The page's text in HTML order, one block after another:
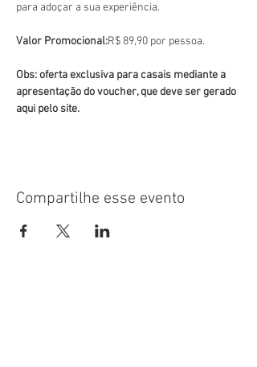
para adoçar a sua experiência.
Valor Promocional:R$ 89,90 por pessoa.
Obs: oferta exclusiva para casais mediante a
apresentação do voucher, que deve ser gerado
aqui pelo site.
Compartilhe esse evento